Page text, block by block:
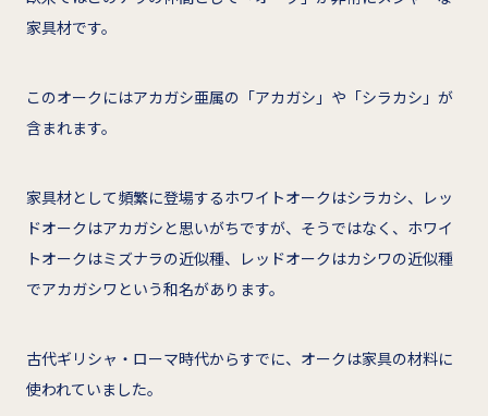
家具材です。
このオークにはアカガシ亜属の「アカガシ」や「シラカシ」が
含まれます。
家具材として頻繁に登場するホワイトオークはシラカシ、レッ
ドオークはアカガシと思いがちですが、そうではなく、ホワイ
トオークはミズナラの近似種、レッドオークはカシワの近似種
でアカガシワという和名があります。
古代ギリシャ・ローマ時代からすでに、オークは家具の材料に
使われていました。